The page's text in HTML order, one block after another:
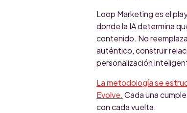
Loop Marketing es el
donde la IA determina
contenido. No
auténtico, construir
personalización
La metodología se
Evolve. Cada una
con cada vuelta.